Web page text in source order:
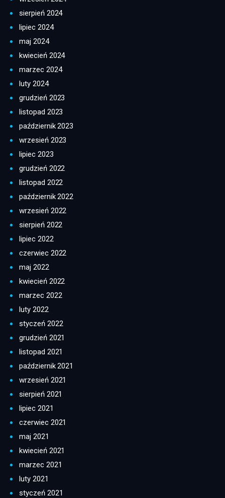
sierpień 2024
lipiec 2024
maj 2024
kwiecień 2024
marzec 2024
luty 2024
grudzień 2023
listopad 2023
październik 2023
wrzesień 2023
lipiec 2023
grudzień 2022
listopad 2022
październik 2022
wrzesień 2022
sierpień 2022
lipiec 2022
czerwiec 2022
maj 2022
kwiecień 2022
marzec 2022
luty 2022
styczeń 2022
grudzień 2021
listopad 2021
październik 2021
wrzesień 2021
sierpień 2021
lipiec 2021
czerwiec 2021
maj 2021
kwiecień 2021
marzec 2021
luty 2021
styczeń 2021